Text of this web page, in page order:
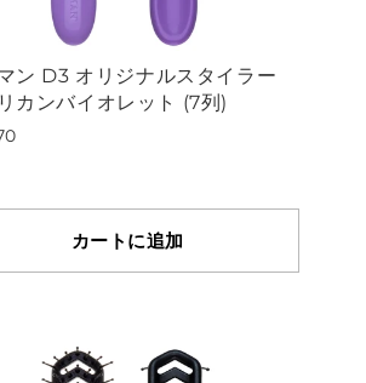
ン D3 オリジナルスタイラー
カンバイオレット (7列)
カートに追加